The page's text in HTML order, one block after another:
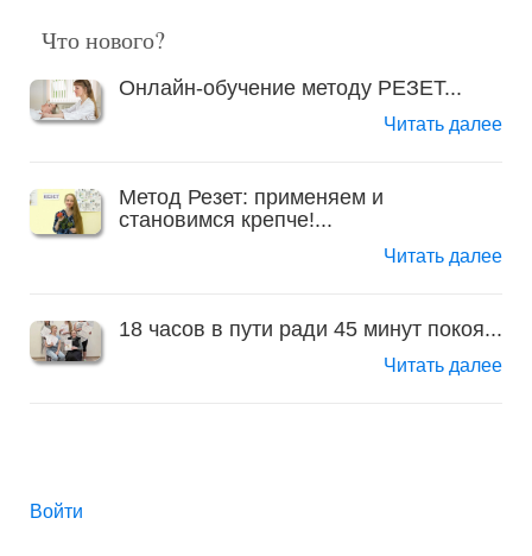
Что нового?
Онлайн-обучение методу РЕЗЕТ...
Читать далее
Метод Резет: применяем и
становимся крепче!...
Читать далее
18 часов в пути ради 45 минут покоя...
Читать далее
Войти